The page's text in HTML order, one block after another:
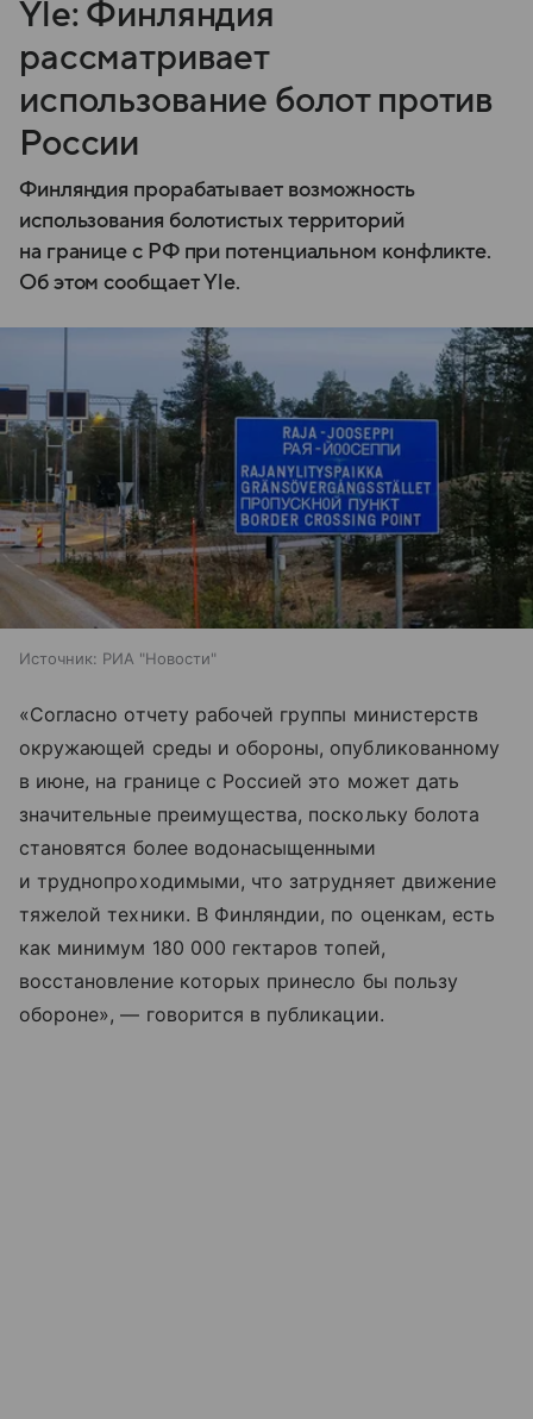
Yle: Финляндия
рассматривает
использование болот против
России
Финляндия прорабатывает возможность
использования болотистых территорий
на границе с РФ при потенциальном конфликте.
Об этом сообщает Yle.
Источник: РИА "Новости"
«Согласно отчету рабочей группы министерств
окружающей среды и обороны, опубликованному
в июне, на границе с Россией это может дать
значительные преимущества, поскольку болота
становятся более водонасыщенными
и труднопроходимыми, что затрудняет движение
тяжелой техники. В Финляндии, по оценкам, есть
как минимум 180 000 гектаров топей,
восстановление которых принесло бы пользу
обороне», — говорится в публикации.